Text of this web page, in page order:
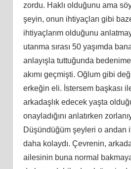
zordu. Haklı olduğunu ama
şeyin, onun ihtiyaçları gibi
ihtiyaçlarım olduğunu
utanma sırası 50 yaşımda
anlayışla tuttuğunda
akımı geçmişti. Oğlum gibi
erkeğin eli. İstersem başkası
arkadaşlık edecek yaşta
onayladığını anlatırken
Düşündüğüm şeyleri o andan
daha kolaydı. Çevrenin,
ailesinin buna normal